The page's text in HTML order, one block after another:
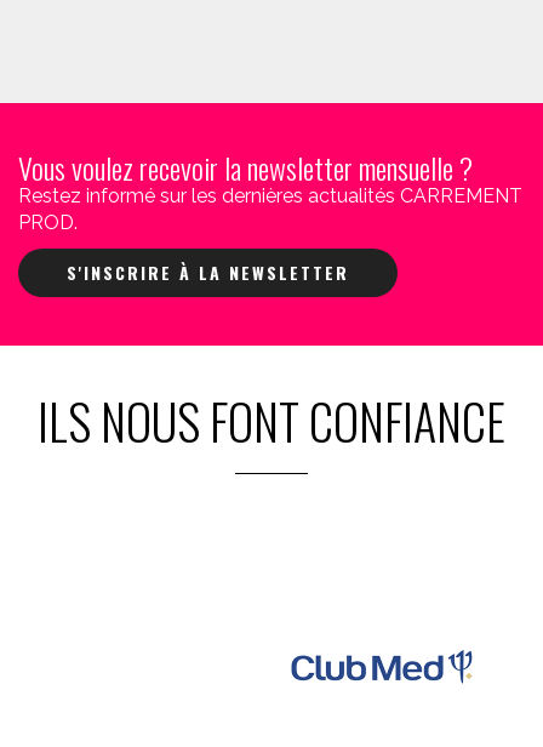
Vous voulez recevoir la newsletter mensuelle ?
Restez informé sur les dernières actualités CARREMENT
PROD.
S'INSCRIRE À LA NEWSLETTER
ILS NOUS FONT CONFIANCE